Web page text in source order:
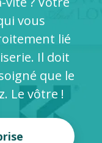
vous
lié
Il doit
que le
Le vôtre !